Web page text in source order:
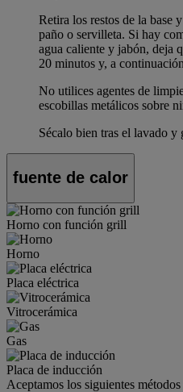
Retira los restos de la base
paño o servilleta. Si hay
agua caliente y jabón, deja
20 minutos y, a
No utilices agentes de
escobillas metálicos sobre
Sécalo bien tras el lavado y
fuente de calor
Horno con función grill
Horno
Placa eléctrica
Vitrocerámica
Gas
Placa de inducción
Aceptamos los siguientes